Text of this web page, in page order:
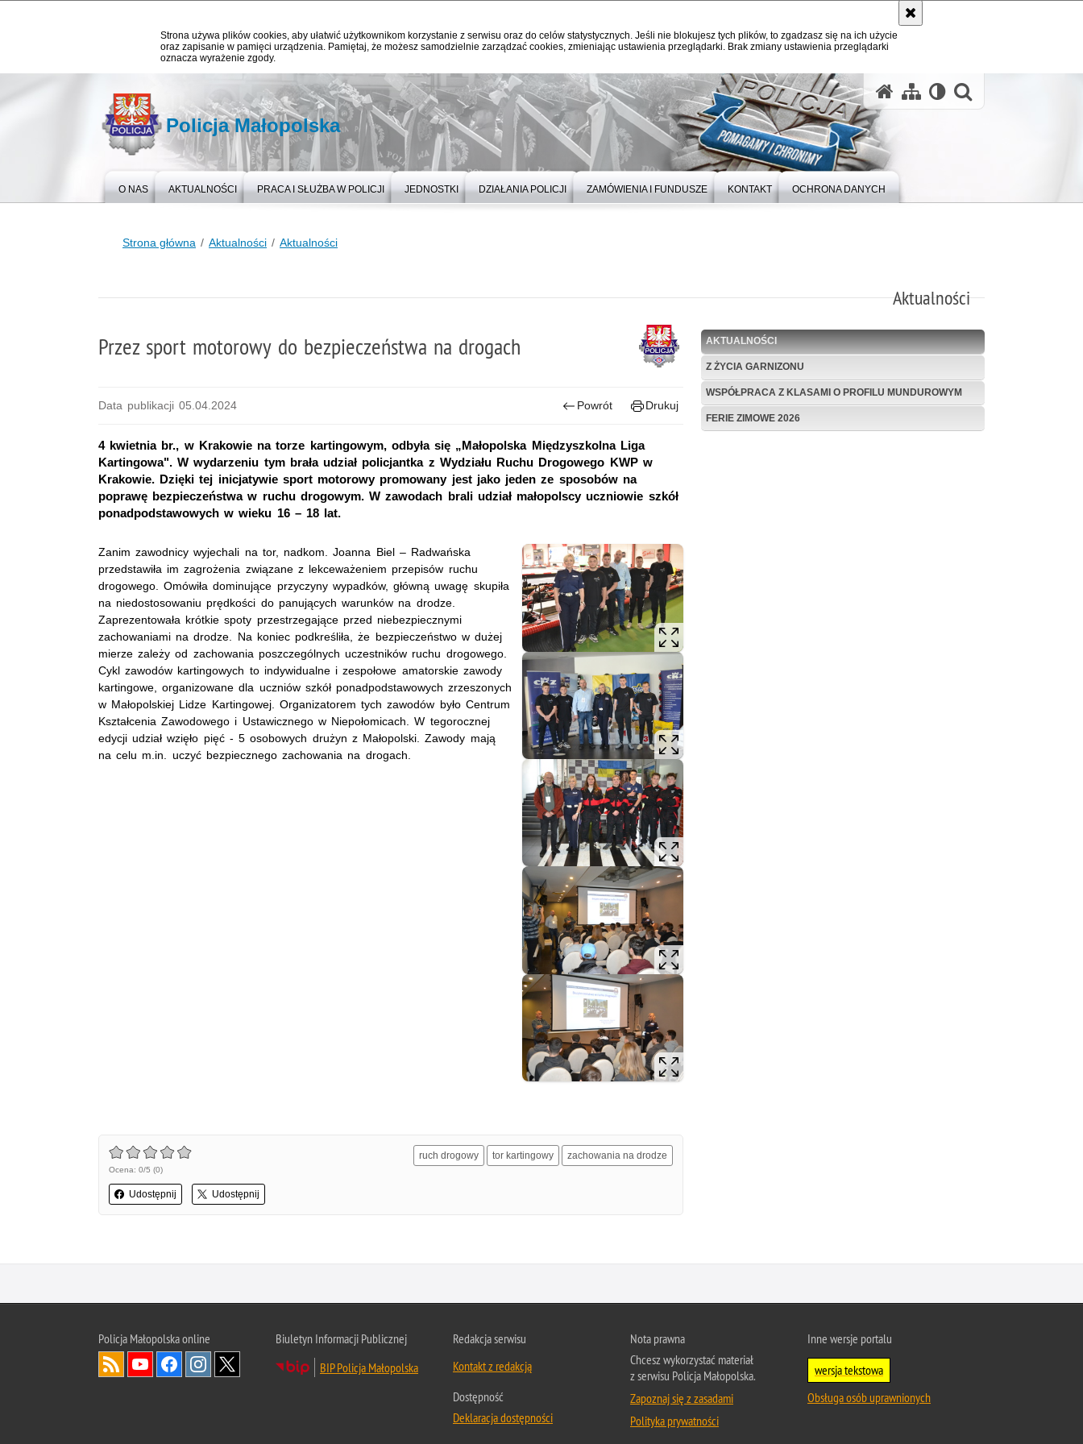
Strona używa plików cookies, aby ułatwić użytkownikom korzystanie z serwisu oraz do celów statystycznych. Jeśli nie blokujesz tych plików, to zgadzasz się na ich użycie
oraz zapisanie w pamięci urządzenia. Pamiętaj, że możesz samodzielnie zarządzać cookies, zmieniając ustawienia przeglądarki. Brak zmiany ustawienia przeglądarki
oznacza wyrażenie zgody.
Policja Małopolska
O NAS AKTUALNOŚCI PRACA I SŁUŻBA W POLICJI JEDNOSTKI DZIAŁANIA POLICJI ZAMÓWIENIA I FUNDUSZE KONTAKT OCHRONA DANYCH
Strona główna Aktualności Aktualności
Aktualności
Przez sport motorowy do bezpieczeństwa na drogach
Data publikacji 05.04.2024 Powrót Drukuj
4 kwietnia br., w Krakowie na torze kartingowym, odbyła się „Małopolska Międzyszkolna Liga
Kartingowa". W wydarzeniu tym brała udział policjantka z Wydziału Ruchu Drogowego KWP w
Krakowie. Dzięki tej inicjatywie sport motorowy promowany jest jako jeden ze sposobów na
poprawę bezpieczeństwa w ruchu drogowym. W zawodach brali udział małopolscy uczniowie szkół
ponadpodstawowych w wieku 16 – 18 lat.
Zanim zawodnicy wyjechali na tor, nadkom. Joanna Biel – Radwańska
przedstawiła im zagrożenia związane z lekceważeniem przepisów ruchu
drogowego. Omówiła dominujące przyczyny wypadków, główną uwagę skupiła
na niedostosowaniu prędkości do panujących warunków na drodze.
Zaprezentowała krótkie spoty przestrzegające przed niebezpiecznymi
zachowaniami na drodze. Na koniec podkreśliła, że bezpieczeństwo w dużej
mierze zależy od zachowania poszczególnych uczestników ruchu drogowego.
Cykl zawodów kartingowych to indywidualne i zespołowe amatorskie zawody
kartingowe, organizowane dla uczniów szkół ponadpodstawowych zrzeszonych
w Małopolskiej Lidze Kartingowej. Organizatorem tych zawodów było Centrum
Kształcenia Zawodowego i Ustawicznego w Niepołomicach. W tegorocznej
edycji udział wzięło pięć - 5 osobowych drużyn z Małopolski. Zawody mają
na celu m.in. uczyć bezpiecznego zachowania na drogach.
Ocena: 0/5 (0)
Udostępnij Udostępnij
ruch drogowy tor kartingowy zachowania na drodze
AKTUALNOŚCI
Z ŻYCIA GARNIZONU
WSPÓŁPRACA Z KLASAMI O PROFILU MUNDUROWYM
FERIE ZIMOWE 2026
Policja Małopolska online
Biuletyn Informacji Publicznej
BIP Policja Małopolska
Redakcja serwisu
Kontakt z redakcją
Dostępność
Deklaracja dostępności
Nota prawna
Chcesz wykorzystać materiał
z serwisu Policja Małopolska.
Zapoznaj się z zasadami
Polityka prywatności
Inne wersje portalu
wersja tekstowa
Obsługa osób uprawnionych